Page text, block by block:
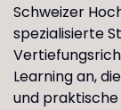
Schweizer
spezialisierte
Learning an,
und